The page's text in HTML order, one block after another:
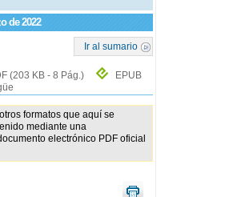
de 2022
Ir al sumario
(203 KB - 8 Pág.)
EPUB
formatos que aquí se
mediante una
electrónico PDF oficial